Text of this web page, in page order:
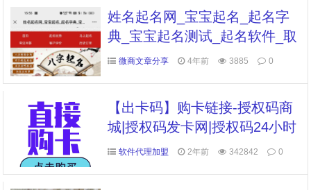
姓名起名网_宝宝起名_起名字
典_宝宝起名测试_起名软件_取
名网_起名网
微商文章分享 4年前 3885 0
【出卡码】购卡链接-授权码商
城|授权码发卡网|授权码24小时
自助发卡|点击进入
软件代理加盟 2年前 342842 0